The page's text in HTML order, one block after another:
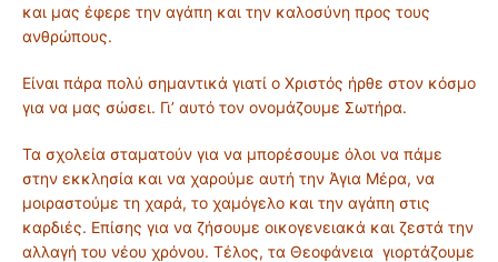
και μας έφερε την αγάπη και την καλοσύνη προς τους
ανθρώπους.
Είναι πάρα πολύ σημαντικά γιατί ο Χριστός ήρθε στον κόσμο
για να μας σώσει. Γι’ αυτό τον ονομάζουμε Σωτήρα.
Τα σχολεία σταματούν για να μπορέσουμε όλοι να πάμε
στην εκκλησία και να χαρούμε αυτή την Άγια Μέρα, να
μοιραστούμε τη χαρά, το χαμόγελο και την αγάπη στις
καρδιές. Επίσης για να ζήσουμε οικογενειακά και ζεστά την
αλλαγή του νέου χρόνου. Τέλος, τα Θεοφάνεια γιορτάζουμε